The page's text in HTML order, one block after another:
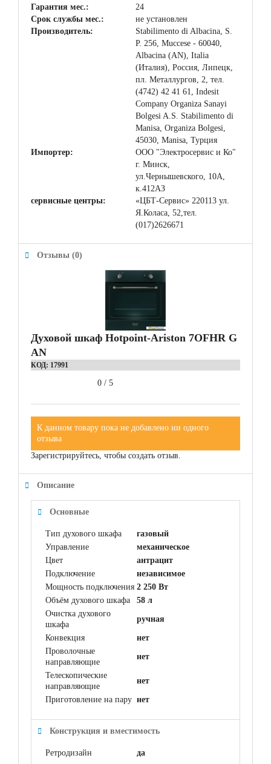
Гарантия мес.:
24
Срок службы мес.:
не установлен
Производитель:
Stabilimento di Albacina, S.
P. 256, Muccese - 60040,
Albacina (AN), Italia
(Италия), Россия, Липецк,
пл. Металлургов, 2, тел.
(4742) 42 41 61, Indesit
Company Organiza Sanayi
Bolgesi A.S. Stabilimento di
Manisa, Organiza Bolgesi,
45030, Manisa, Турция
Импортер:
ООО "Электросервис и Ко"
г. Минск,
ул.Чернышевского, 10А,
к.412АЗ
сервисные центры:
«ЦБТ-Сервис» 220113 ул.
Я.Коласа, 52,тел.
(017)2626671
Отзывы (0)
Духовой шкаф Hotpoint-Ariston 7OFHR G
AN
КОД: 17991
0 / 5
К данном товару пока не добавлено ни одного
отзыва
Зарегистрируйтесь, чтобы создать отзыв.
Описание
Основные
Тип духового шкафа
газовый
Управление
механическое
Цвет
антрацит
Подключение
независимое
Мощность подключения 2 250 Вт
Объём духового шкафа
58 л
Очистка духового
шкафа
ручная
Конвекция
нет
Проволочные
направляющие
нет
Телескопические
направляющие
нет
Приготовление на пару нет
Конструкция и вместимость
Ретродизайн да